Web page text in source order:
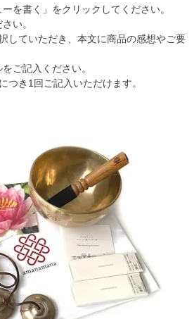
を書く」をクリックしてください。
い。
していただき、本文に商品の感想やご要
ご記入ください。
き1回ご記入いただけます。